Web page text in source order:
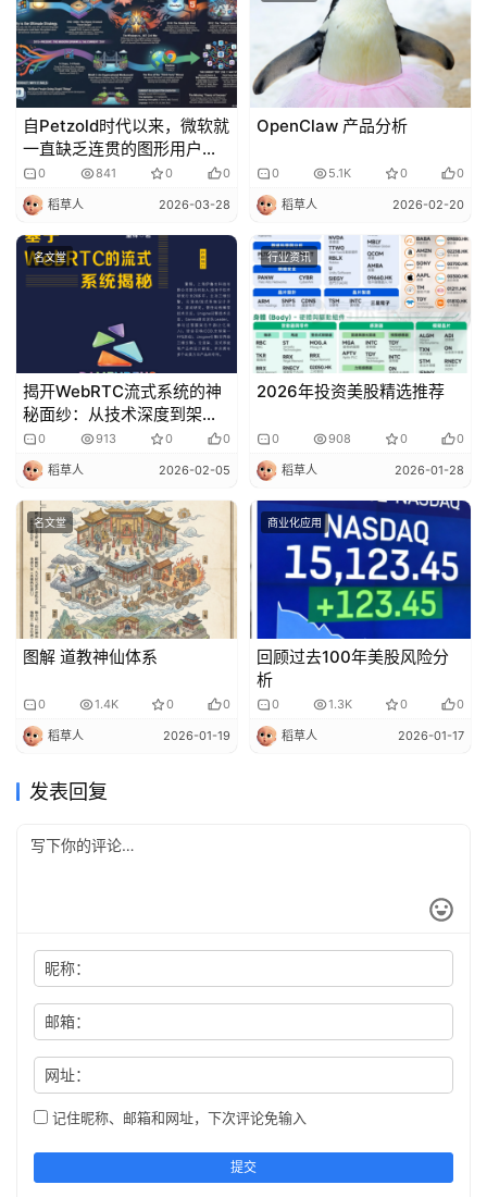
自Petzold时代以来，微软就
一直缺乏连贯的图形用户界
面（GUI）策略
0 841 0 0
稻草人 2026-03-28
OpenClaw 产品分析
0 5.1K 0 0
稻草人 2026-02-20
名文堂
揭开WebRTC流式系统的神
秘面纱：从技术深度到架构
创新
0 913 0 0
稻草人 2026-02-05
行业资讯
2026年投资美股精选推荐
0 908 0 0
稻草人 2026-01-28
名文堂
图解 道教神仙体系
0 1.4K 0 0
稻草人 2026-01-19
商业化应用
回顾过去100年美股风险分
析
0 1.3K 0 0
稻草人 2026-01-17
发表回复
昵称：
邮箱：
网址：
记住昵称、邮箱和网址，下次评论免输入
提交